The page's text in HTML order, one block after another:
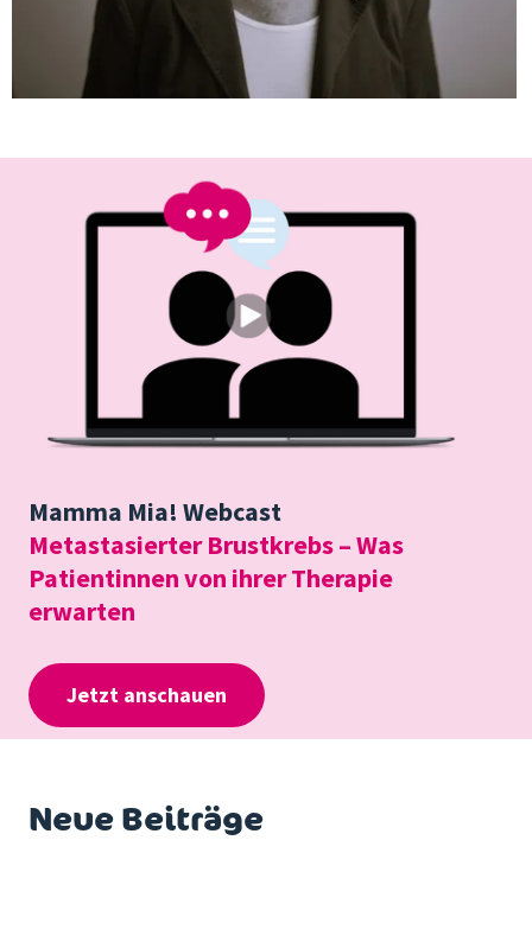
Mamma Mia! Webcast
Metastasierter Brustkrebs – Was
Patientinnen von ihrer Therapie
erwarten
Jetzt anschauen
Neue Beiträge